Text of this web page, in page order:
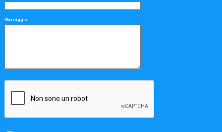
Messaggio